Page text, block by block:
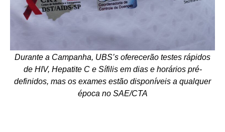
Durante a Campanha, UBS’s oferecerão testes rápidos
de HIV, Hepatite C e Sífilis em dias e horários pré-
definidos, mas os exames estão disponíveis a qualquer
época no SAE/CTA